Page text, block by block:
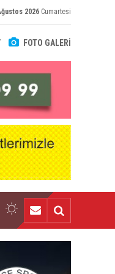
2026 Cumartesi
FOTO GALERİ